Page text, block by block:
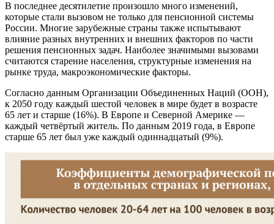
В последнее десятилетие произошло много изменений,
которые стали вызовом не только для пенсионной системы
России. Многие зарубежные страны также испытывают
влияние разных внутренних и внешних факторов по части
решения пенсионных задач. Наиболее значимыми вызовами
считаются старение населения, структурные изменения на
рынке труда, макроэкономические факторы.
Согласно данным Организации Объединенных Наций (ООН),
к 2050 году каждый шестой человек в мире будет в возрасте
65 лет и старше (16%). В Европе и Северной Америке —
каждый четвёртый житель. По данным 2019 года, в Европе
старше 65 лет был уже каждый одиннадцатый (9%).